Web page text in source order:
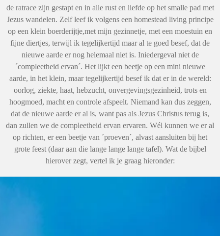
de ratrace zijn gestapt en in alle rust en liefde op het smalle pad met
Jezus wandelen. Zelf leef ik volgens een homestead living principe
op een klein boerderijtje,met mijn gezinnetje, met een moestuin en
fijne diertjes, terwijl ik tegelijkertijd maar al te goed besef, dat de
nieuwe aarde er nog helemaal niet is. Iniedergeval niet de
´compleetheid ervan´. Het lijkt een beetje op een mini nieuwe
aarde, in het klein, maar tegelijkertijd besef ik dat er in de wereld:
oorlog, ziekte, haat, hebzucht, onvergevingsgezinheid, trots en
hoogmoed, macht en controle afspeelt. Niemand kan dus zeggen,
dat de nieuwe aarde er al is, want pas als Jezus Christus terug is,
dan zullen we de compleetheid ervan ervaren. Wél kunnen we er al
op richten, er een beetje van ´proeven´, alvast aansluiten bij het
grote feest (daar aan die lange lange lange tafel). Wat de bijbel
hierover zegt, vertel ik je graag hieronder: